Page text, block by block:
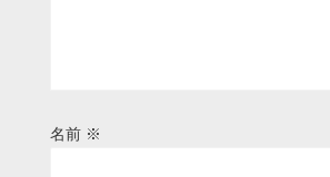
名前 ※